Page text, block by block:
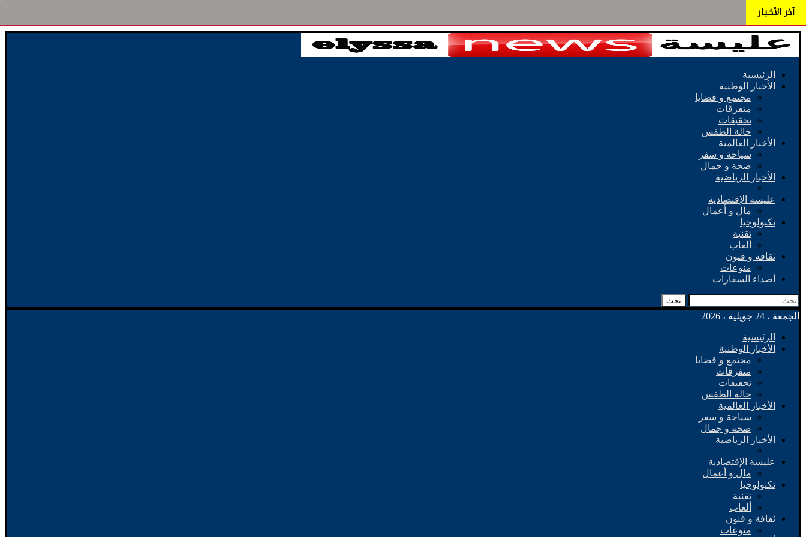
آخر الأخـبـار
الرئيسية
الأخبار الوطنية
مجتمع و قضايا
متفرقات
تحقيقات
حالة الطقس
الأخبار العالمية
سياحة و سفر
صحة و جمال
الأخبار الرياضية
عليسة الإقتصادية
مال و أعمال
تكنولوجيا
تقنية
ألعاب
ثقافة و فنون
منوعات
أصداء السفارات
بحث
الجمعة ، 24 جويلية ، 2026
الرئيسية
الأخبار الوطنية
مجتمع و قضايا
متفرقات
تحقيقات
حالة الطقس
الأخبار العالمية
سياحة و سفر
صحة و جمال
الأخبار الرياضية
عليسة الإقتصادية
مال و أعمال
تكنولوجيا
تقنية
ألعاب
ثقافة و فنون
منوعات